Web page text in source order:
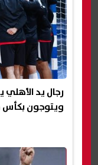
رجال يد الأهلي
ويتوجون بكأس